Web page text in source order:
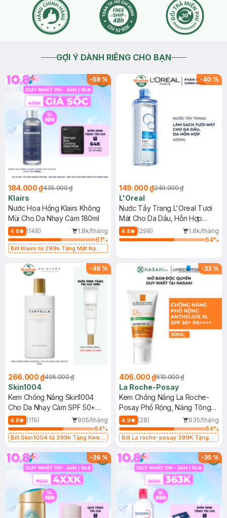
GỢI Ý DÀNH RIÊNG CHO BẠN
-58%
184.000 ₫435.000 ₫
Klairs
Nước Hoa Hồng Klairs Không
Mùi Cho Da Nhạy Cảm 180ml
4.8 (148)
1.8k/tháng
61%
Bill Klairs từ 299k Tặng Mặt Nạ
25ml (SL Có Hạn)
-40 %
149.000 ₫249.000 ₫
L'Oreal
Nước Tẩy Trang L'Oreal Tươi
Mát Cho Da Dầu, Hỗn Hợp
400ml
4.8 (298)
1.8k/tháng
64%
-46 %
266.000 ₫495.000 ₫
Skin1004
Kem Chống Nắng Skin1004
Cho Da Nhạy Cảm SPF 50+
50ml
4.8 (119)
905/tháng
64%
Bill Skin1004 từ 399k Tặng Kem
SPF 50+ 20ml (SL Có Hạn)
-33 %
406.000 ₫610.000 ₫
La Roche-Posay
Kem Chống Nắng La Roche-
Posay Phổ Rộng, Nâng Tông
Kiềm Dầu 50ml
4.9 (28)
635/tháng
64%
Bill La roche-posay 399K Tặng
(SL có hạn)
-36% -35%